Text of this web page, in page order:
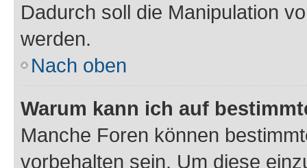
Dadurch soll die Manipulation
werden.
Nach oben
Warum kann ich auf
Manche Foren können
vorbehalten sein. Um diese